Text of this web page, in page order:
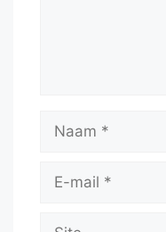
Naam
Site